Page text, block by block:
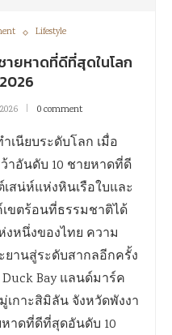
Lifestyle
ายหาดที่ดีที่สุดในโลก
0 comment
เนียบระดับโลก เมื่อ
าอันดับ 10 ชายหาดที่ดี
สน่ห์แห่งหินเรือใบและ
เขตร้อนที่ธรรมชาติได้
หนึ่งของไทย ความ
านสู่ระดับสากลอีกครั้ง
Duck Bay แลนด์มาร์ค
กาะสิมิลัน จังหวัดพังงา
าดที่ดีที่สุดอันดับ 10